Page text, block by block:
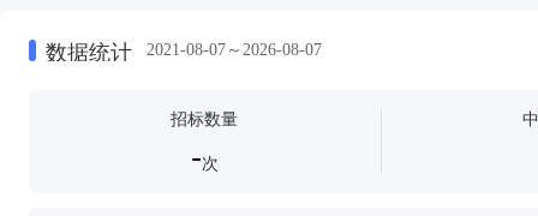
数据统计 2021-08-07～2026-08-07
招标数量
-次